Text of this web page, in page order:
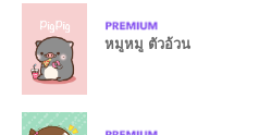
หมูหมู ตัวอ้วน